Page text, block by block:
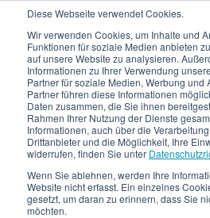
Diese Webseite verwendet Cookies.
Wir verwenden Cookies, um Inhalte und
Funktionen für soziale Medien anbieten
auf unsere Website zu analysieren.
Informationen zu Ihrer Verwendung
Partner für soziale Medien, Werbung und
Partner führen diese Informationen
Daten zusammen, die Sie ihnen
Rahmen Ihrer Nutzung der Dienste
Informationen, auch über die
Drittanbieter und die Möglichkeit, Ihre
widerrufen, finden Sie unter
Wenn Sie ablehnen, werden Ihre
Website nicht erfasst. Ein einzelnes
gesetzt, um daran zu erinnern, dass Sie
möchten.
CRONIMET